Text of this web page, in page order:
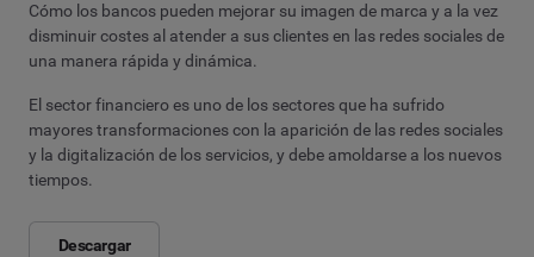
Cómo los bancos pueden mejorar su imagen de marca y a la vez
disminuir costes al atender a sus clientes en las redes sociales de
una manera rápida y dinámica.
El sector financiero es uno de los sectores que ha sufrido
mayores transformaciones con la aparición de las redes sociales
y la digitalización de los servicios, y debe amoldarse a los nuevos
tiempos.
Descargar